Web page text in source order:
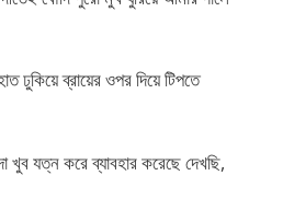
ঢুকিয়ে ব্রায়ের ওপর দিয়ে টিপতে
খুব যত্ন করে ব্যাবহার করেছে দেখছি,